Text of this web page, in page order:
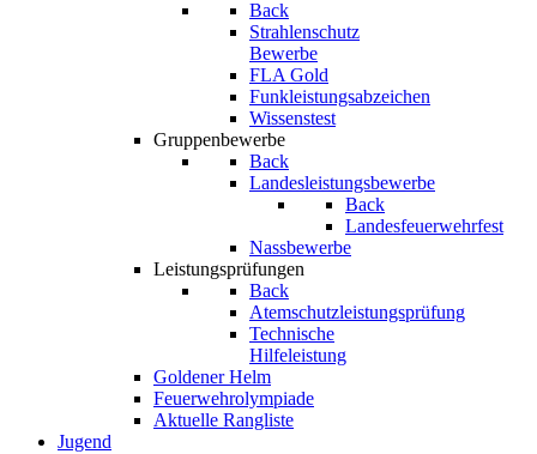
Back
Strahlenschutz
Bewerbe
FLA Gold
Funkleistungsabzeichen
Wissenstest
Gruppenbewerbe
Back
Landesleistungsbewerbe
Back
Landesfeuerwehrfest
Nassbewerbe
Leistungsprüfungen
Back
Atemschutzleistungsprüfung
Technische
Hilfeleistung
Goldener Helm
Feuerwehrolympiade
Aktuelle Rangliste
Jugend